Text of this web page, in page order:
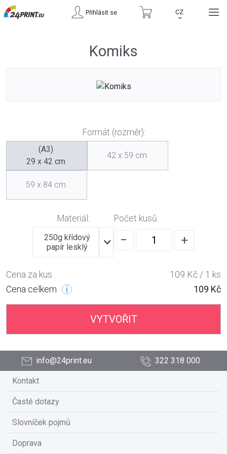
Přihlásit se CZ
›
Komiks
Formát (rozměr):
(A3)
29 x 42 cm
42 x 59 cm
59 x 84 cm
Materiál:
250g křídový
papír lesklý
Počet kusů:
− +
Cena za kus
109 Kč / 1 ks
Cena celkem
109 Kč
VYTVOŘIT
info@24print.eu 322 318 000
Kontakt
Časté dotazy
Slovníček pojmů
Doprava